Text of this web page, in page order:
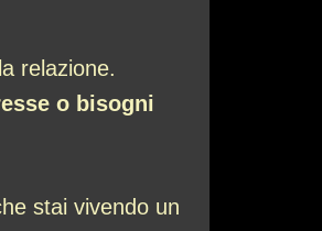
relazione.
o bisogni
stai vivendo un